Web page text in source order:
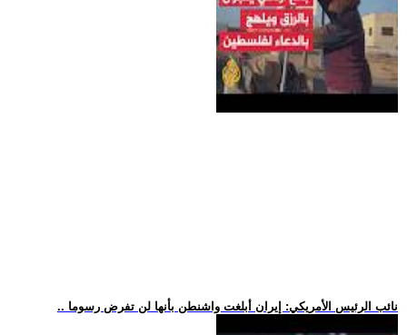
.. نائب الرئيس الأمريكي: إيران أبلغت واشنطن بأنها لن تفرض رسوما